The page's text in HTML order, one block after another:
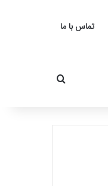
تماس با ما
جستجو برای